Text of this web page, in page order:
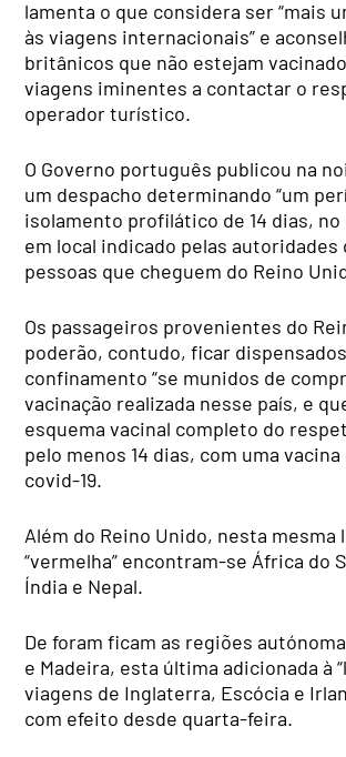
lamenta o que considera ser “mais
às viagens internacionais” e
britânicos que não estejam
viagens iminentes a contactar o
operador turístico.
O Governo português publicou na
um despacho determinando “um
isolamento profilático de 14 dias,
em local indicado pelas autoridades
pessoas que cheguem do Reino
Os passageiros provenientes do
poderão, contudo, ficar
confinamento “se munidos de
vacinação realizada nesse país, e
esquema vacinal completo do
pelo menos 14 dias, com uma
covid-19.
Além do Reino Unido, nesta mesma
“vermelha” encontram-se África do
Índia e Nepal.
De foram ficam as regiões
e Madeira, esta última adicionada à
viagens de Inglaterra, Escócia e
com efeito desde quarta-feira.